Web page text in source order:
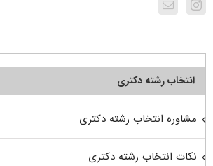
انتخاب رشته دکتری
مشاوره انتخاب رشته دکتری
نکات انتخاب رشته دکتری